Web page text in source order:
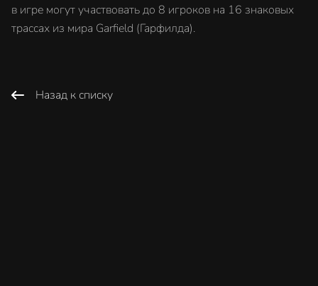
в игре могут участвовать до 8 игроков на 16 знаковых
трассах из мира Garfield (Гарфилда).
Назад к списку